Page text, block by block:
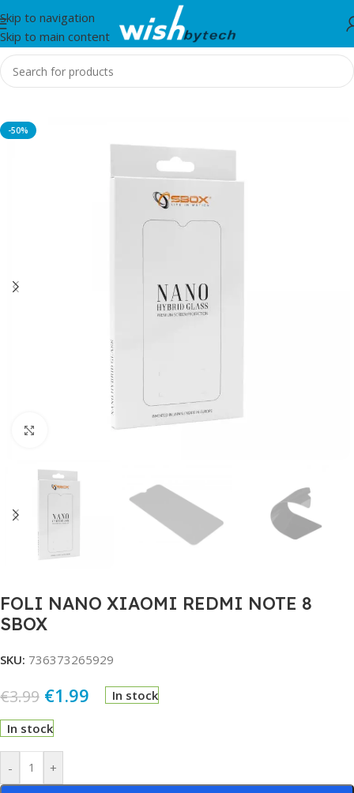
Skip to navigation
Skip to main content
Home/Sbox
-50%
Click to enlarge
FOLI NANO XIAOMI REDMI NOTE 8
SBOX
SKU: 736373265929
€3.99 €1.99 In stock
In stock
- +
Alternative: